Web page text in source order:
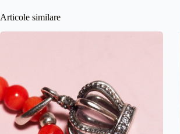
Articole similare